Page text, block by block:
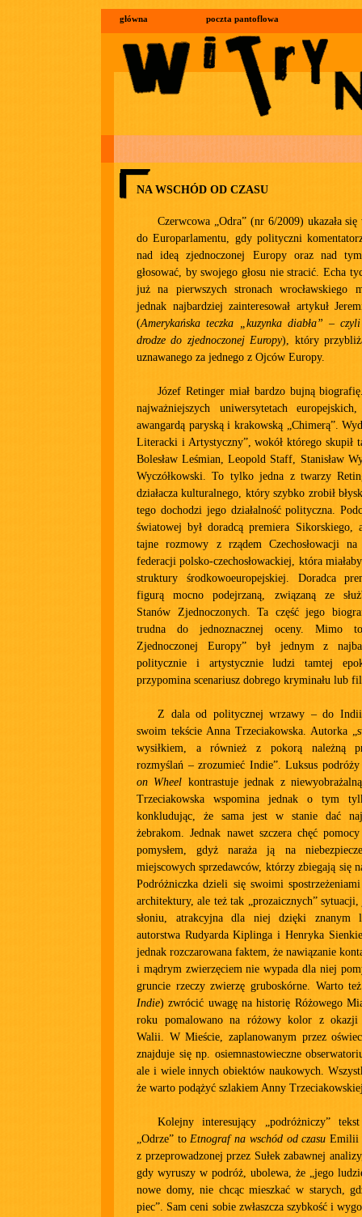
główna poczta pantoflowa
NA WSCHÓD OD CZASU
Czerwcowa „Odra” (nr 6/2009) ukazała
do Europarlamentu, gdy polityczni
nad ideą zjednoczonej Europy oraz nad
głosować, by swojego głosu nie stracić. Echa
już na pierwszych stronach wrocławskiego
jednak najbardziej zainteresował artykuł
(Amerykańska teczka „kuzynka diabła” –
drodze do zjednoczonej Europy), który
uznawanego za jednego z Ojców Europy.
Józef Retinger miał bardzo bujną
najważniejszych uniwersytetach
awangardą paryską i krakowską „Chimerą”.
Literacki i Artystyczny”, wokół którego skupił
Bolesław Leśmian, Leopold Staff, Stanisław
Wyczółkowski. To tylko jedna z twarzy
działacza kulturalnego, który szybko zrobił
tego dochodzi jego działalność polityczna.
światowej był doradcą premiera Sikorskiego,
tajne rozmowy z rządem Czechosłowacji na
federacji polsko-czechosłowackiej, która
struktury środkowoeuropejskiej. Doradca
figurą mocno podejrzaną, związaną ze
Stanów Zjednoczonych. Ta część jego
trudna do jednoznacznej oceny. Mimo
Zjednoczonej Europy” był jednym z
politycznie i artystycznie ludzi tamtej
przypomina scenariusz dobrego kryminału lub
Z dala od politycznej wrzawy – do
swoim tekście Anna Trzeciakowska. Autorka
wysiłkiem, a również z pokorą należną
rozmyślań – zrozumieć Indie”. Luksus
on Wheel kontrastuje jednak z
Trzeciakowska wspomina jednak o tym
konkludując, że sama jest w stanie dać
żebrakom. Jednak nawet szczera chęć
pomysłem, gdyż naraża ją na
miejscowych sprzedawców, którzy zbiegają się
Podróżniczka dzieli się swoimi
architektury, ale też tak „prozaicznych”
słoniu, atrakcyjna dla niej dzięki znanym
autorstwa Rudyarda Kiplinga i Henryka
jednak rozczarowana faktem, że nawiązanie
i mądrym zwierzęciem nie wypada dla niej
gruncie rzeczy zwierzę gruboskórne. Warto
Indie) zwrócić uwagę na historię Różowego
roku pomalowano na różowy kolor z okazji
Walii. W Mieście, zaplanowanym przez
znajduje się np. osiemnastowieczne
ale i wiele innych obiektów naukowych.
że warto podążyć szlakiem Anny
Kolejny interesujący „podróżniczy”
„Odrze” toEtnograf na wschód od czasu Emilii
z przeprowadzonej przez Sułek zabawnej
gdy wyruszy w podróż, ubolewa, że „jego
nowe domy, nie chcąc mieszkać w starych,
piec”. Sam ceni sobie zwłaszcza szybkość i